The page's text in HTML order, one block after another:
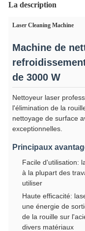
La description
Laser Cleaning Machine
Machine de
de 3000 W
Nettoyeur laser
l'élimination de la
nettoyage de surface
exceptionnelles.
Principaux
Facile d'utilisation:
à la plupart des
utiliser
Haute efficacité:
une énergie de
de la rouille sur
divers matériaux